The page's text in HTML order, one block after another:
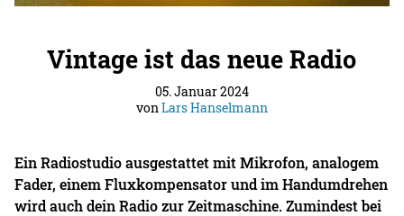
Vintage ist das neue Radio
05. Januar 2024
vonLars Hanselmann
Ein Radiostudio ausgestattet mit Mikrofon, analogem
Fader, einem Fluxkompensator und im Handumdrehen
wird auch dein Radio zur Zeitmaschine. Zumindest bei